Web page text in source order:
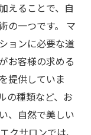
えることで、自
の一つです。 マ
ョンに必要な道
お客様の求める
提供していま
の種類など、お
、自然で美しい